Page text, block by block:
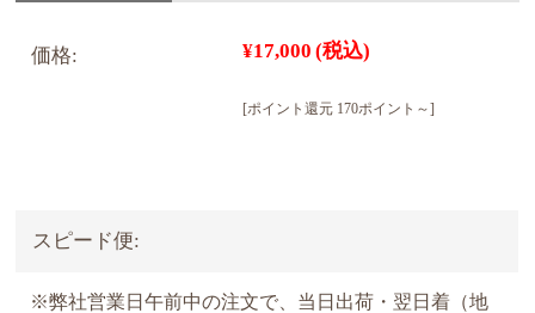
価格: ¥17,000 (税込)
[ポイント還元 170ポイント～]
スピード便:
※弊社営業日午前中の注文で、当日出荷・翌日着（地